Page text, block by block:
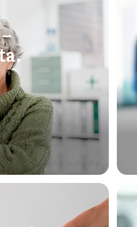
računara, tableta ili
Pacijenti dobijaju
stručno drugo mišljenje, bez
Cela stranica prikaza